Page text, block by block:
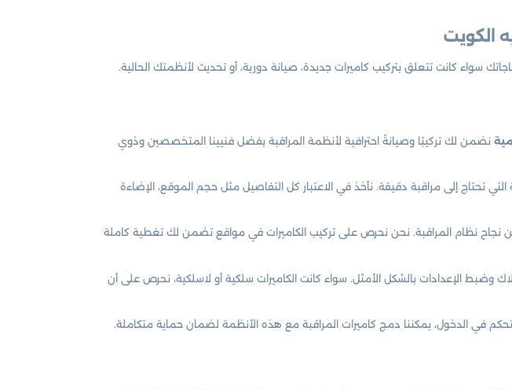
الكويت
سواء كانت تتعلق بتركيب كاميرات جديدة، صيانة دورية، أو تحديث لأنظمتك الحالية.
نضمن لك تركيبًا وصيانةً احترافية لأنظمة المراقبة بفضل فنيينا المتخصصين وذوي
تحتاج إلى مراقبة دقيقة. نأخذ في الاعتبار كل التفاصيل مثل حجم الموقع، الإضاءة
من نجاح نظام المراقبة. نحن نحرص على تركيب الكاميرات في مواقع تضمن لك تغطية كاملة
الإعدادات بالشكل الأمثل. سواء كانت الكاميرات سلكية أو لاسلكية، نحرص على أن
في الدخول، يمكننا دمج كاميرات المراقبة مع هذه الأنظمة لضمان حماية متكاملة.